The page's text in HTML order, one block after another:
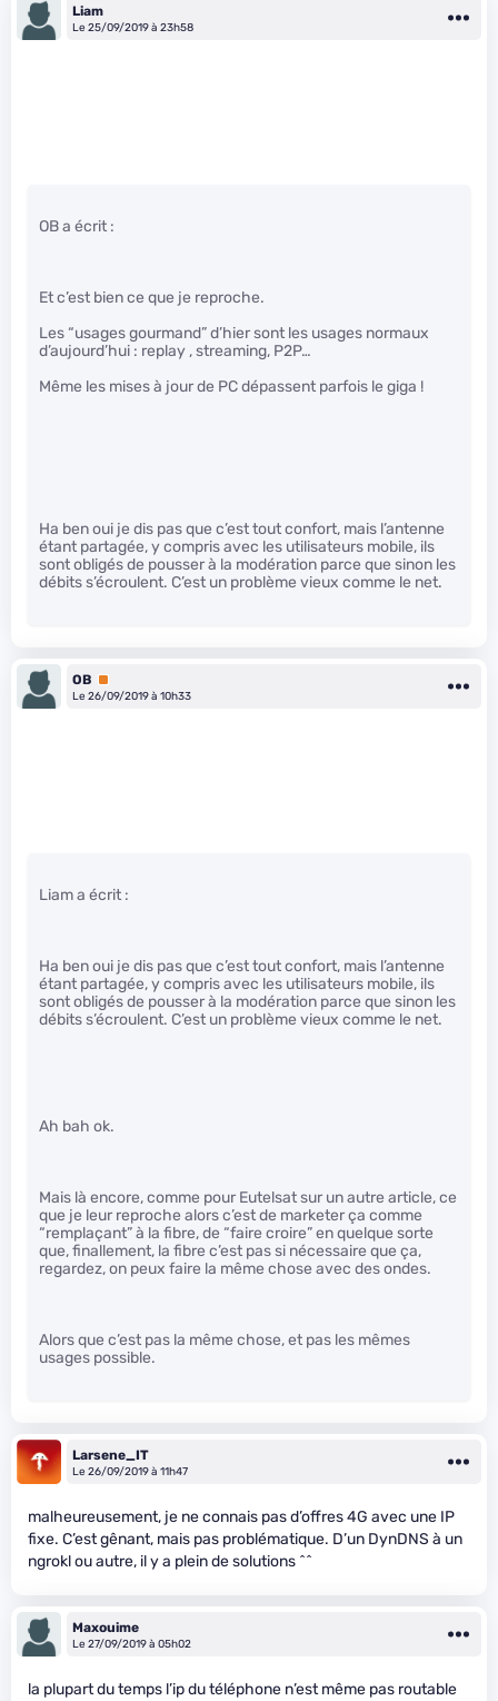
Liam
Le 25/09/2019 à 23h58
OB a écrit :
Et c’est bien ce que je reproche.
Les “usages gourmand” d’hier sont les usages normaux
d’aujourd’hui : replay , streaming, P2P…
Même les mises à jour de PC dépassent parfois le giga !
Ha ben oui je dis pas que c’est tout confort, mais l’antenne
étant partagée, y compris avec les utilisateurs mobile, ils
sont obligés de pousser à la modération parce que sinon les
débits s’écroulent. C’est un problème vieux comme le net.
OB Premium
Le 26/09/2019 à 10h33
Liam a écrit :
Ha ben oui je dis pas que c’est tout confort, mais l’antenne
étant partagée, y compris avec les utilisateurs mobile, ils
sont obligés de pousser à la modération parce que sinon les
débits s’écroulent. C’est un problème vieux comme le net.
Ah bah ok.
Mais là encore, comme pour Eutelsat sur un autre article, ce
que je leur reproche alors c’est de marketer ça comme
“remplaçant” à la fibre, de “faire croire” en quelque sorte
que, finallement, la fibre c’est pas si nécessaire que ça,
regardez, on peux faire la même chose avec des ondes.
Alors que c’est pas la même chose, et pas les mêmes
usages possible.
Larsene_IT
Le 26/09/2019 à 11h47
malheureusement, je ne connais pas d’offres 4G avec une IP
fixe. C’est gênant, mais pas problématique. D’un DynDNS à un
ngrokl ou autre, il y a plein de solutions ^^
Maxouime
Le 27/09/2019 à 05h02
la plupart du temps l’ip du téléphone n’est même pas routable